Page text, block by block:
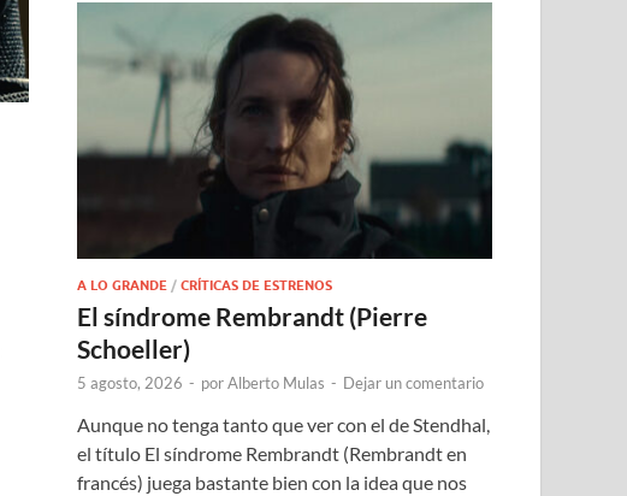
A LO GRANDE /CRÍTICAS DE ESTRENOS
El síndrome Rembrandt (Pierre
Schoeller)
5 agosto, 2026 - porAlberto Mulas - Dejar un comentario
Aunque no tenga tanto que ver con el de Stendhal,
el título El síndrome Rembrandt (Rembrandt en
francés) juega bastante bien con la idea que nos